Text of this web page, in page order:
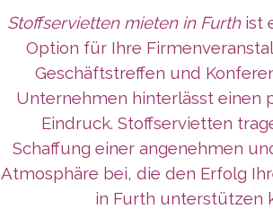
Stoffservietten mieten in Furthist
Option für Ihre
Geschäftstreffen und
Unternehmen hinterlässt einen
Eindruck. Stoffservietten
Schaffung einer angenehmen
Atmosphäre bei, die den Erfolg
in Furth unterstützen